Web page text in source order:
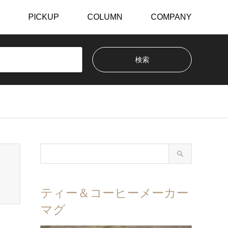
PICKUP COLUMN COMPANY
ティー＆コーヒーメーカー
マグ